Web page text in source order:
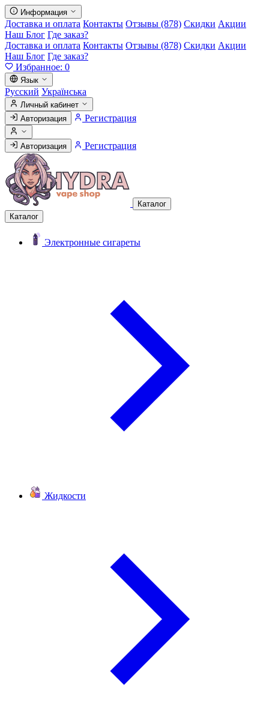
Информация
Доставка и оплата Контакты Отзывы (878) Скидки Акции
Наш Блог Где заказ?
Доставка и оплата Контакты Отзывы (878) Скидки Акции
Наш Блог Где заказ?
Избранное: 0
Язык
Русский Українська
Личный кабинет
Авторизация
Регистрация
Авторизация Регистрация
Каталог
Каталог
Электронные сигареты
Жидкости